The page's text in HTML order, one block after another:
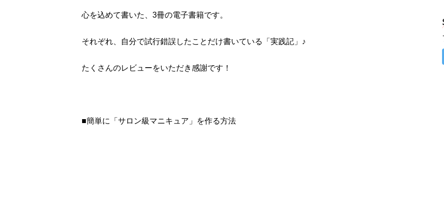
心を込めて書いた、3冊の電子書籍です。
それぞれ、自分で試行錯誤したことだけ書いている「実践記」♪
たくさんのレビューをいただき感謝です！
■簡単に「サロン級マニキュア」を作る方法